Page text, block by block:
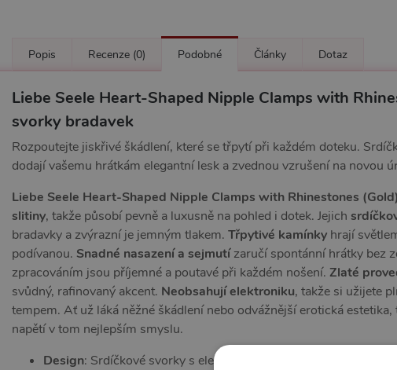
Popis Recenze (0) Podobné Články Dotaz
Liebe Seele Heart-Shaped Nipple Clamps with
svorky bradavek
Rozpoutejte jiskřivé škádlení, které se třpytí při každém doteku.
dodají vašemu hrátkám elegantní lesk a zvednou vzrušení na novou
Liebe Seele Heart-Shaped Nipple Clamps with Rhinestones (Gold)
slitiny, takže působí pevně a luxusně na pohled i dotek. Jejich
bradavky a zvýrazní je jemným tlakem. Třpytivé kamínky hrají
podívanou. Snadné nasazení a sejmutízaručí spontánní hrátky bez
zpracováním jsou příjemné a poutavé při každém nošení. Zlaté
svůdný, rafinovaný akcent. Neobsahují elektroniku, takže si užijete
tempem. Ať už láká něžné škádlení nebo odvážnější erotická
napětí v tom nejlepším smyslu.
Design: Srdíčkové svorky s elegantním vzhledem